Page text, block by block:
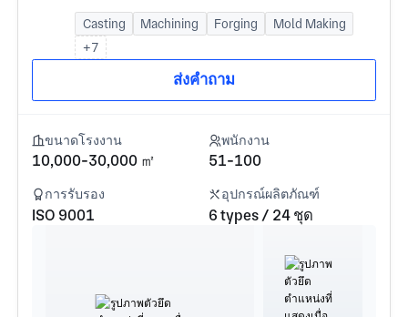
Casting Machining Forging
Mold Making
+7
ส่งคำถาม
ขนาดโรงงาน
10,000-30,000 ㎡
พนักงาน
51-100
การรับรอง
ISO 9001
อุปกรณ์ผลิตภัณฑ์
6 types / 24 ชุด